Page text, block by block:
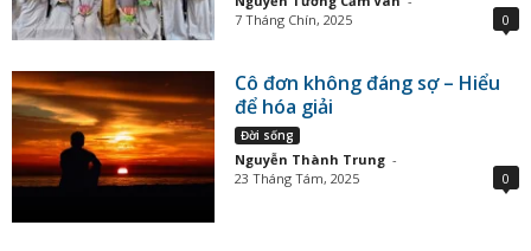
7 Tháng Chín, 2025
0
Cô đơn không đáng sợ – Hiểu
để hóa giải
Đời sống
Nguyễn Thành Trung -
23 Tháng Tám, 2025
0